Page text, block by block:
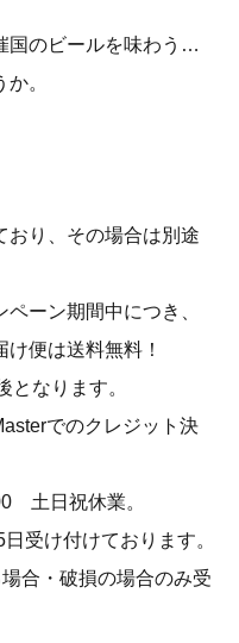
国のビールを味わう…
。
その場合は別途
期間中につき、
送料無料！
なります。
でのクレジット決
土日祝休業。
付けております。
合・破損の場合のみ受